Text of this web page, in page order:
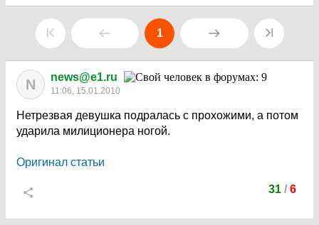
1
N news@e1.ru
11:06, 15.01.2010
Нетрезвая девушка подралась с прохожими, а потом
ударила милиционера ногой.
Оригинал статьи
31 / 6